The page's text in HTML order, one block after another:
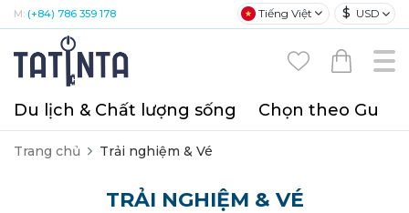
M: (+84) 786 359 178 Tiếng Việt $ USD
Du lịch & Chất lượng sống Chọn theo Gu
Trang chủ Trải nghiệm & Vé
TRẢI NGHIỆM & VÉ